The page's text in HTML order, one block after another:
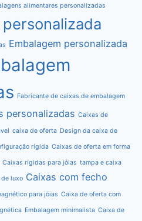
alimentares personalizadas
Embalagem personalizada
Fabricante de caixas de embalagem
personalizadas Caixas de
caixa de oferta Design da caixa de
rígida Caixas de oferta em forma
Caixas rígidas para jóias tampa e caixa
luxo Caixas com fecho
para jóias Caixa de oferta com
Embalagem minimalista Caixa de